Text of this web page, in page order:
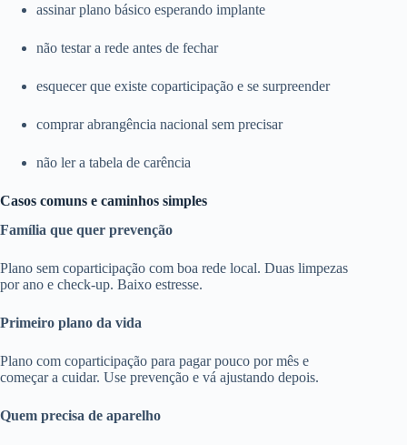
assinar plano básico esperando implante
não testar a rede antes de fechar
esquecer que existe coparticipação e se surpreender
comprar abrangência nacional sem precisar
não ler a tabela de carência
Casos comuns e caminhos simples
Família que quer prevenção
Plano sem coparticipação com boa rede local. Duas limpezas
por ano e check-up. Baixo estresse.
Primeiro plano da vida
Plano com coparticipação para pagar pouco por mês e
começar a cuidar. Use prevenção e vá ajustando depois.
Quem precisa de aparelho